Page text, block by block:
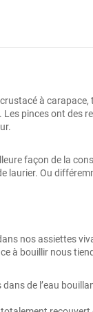
à carapace,
pinces ont des
façon de la
laurier. Ou
nos assiettes
à bouillir nous
de l’eau